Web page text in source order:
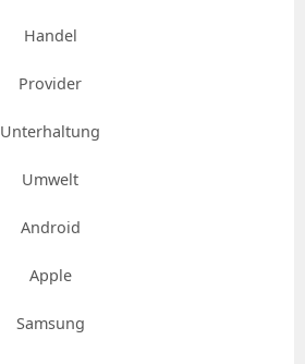
Handel
Provider
Unterhaltung
Umwelt
Android
Apple
Samsung